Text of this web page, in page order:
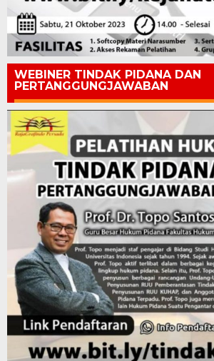
WEBINER TINDAK PIDANA DAN
PERTANGGUNGJAWABAN